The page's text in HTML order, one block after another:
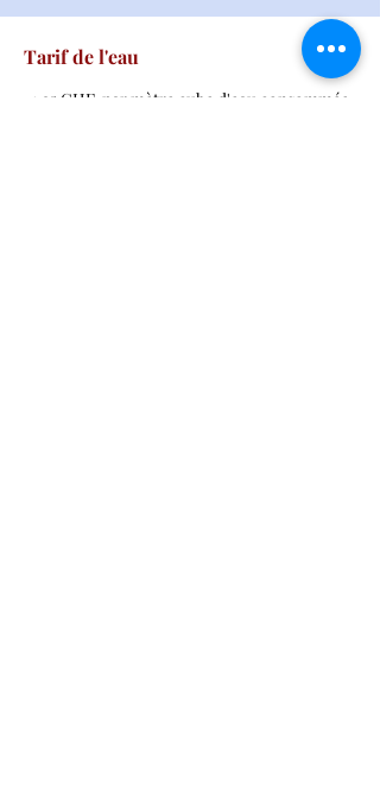
Tarif de l'eau
1.95 CHF par mètre cube d'eau consommée